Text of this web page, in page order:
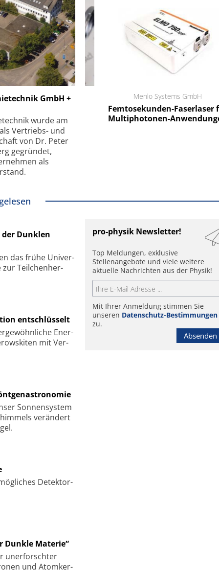
GmbH +
wurde am
Vertriebs- und
von Dr. Peter
gegründet,
als
GmbH
Raum
Menlo Systems GmbH
Femtosekunden-Faserlaser für
Multiphotonen-Anwendungen
Dunklen
das frü­he Uni­ver­
zur Teil­chen­her­
entschlüsselt
Ener­
mit Ver­
Son­nen­sys­tem
ver­än­dert
De­tek­tor­
Dunkle Materie“
un­er­for­schter
und Atom­ker­
pro-physik Newsletter!
Top Meldungen, exklusive
Stellenangebote und viele weitere
aktuelle Nachrichten aus der Physik!
Mit Ihrer Anmeldung stimmen Sie
unseren Datenschutz-Bestimmungen
zu.
Absenden